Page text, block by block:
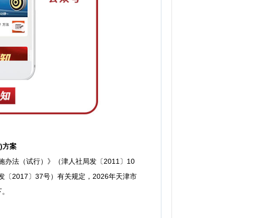
方案
法（试行）》（津人社局发〔2011〕10
〔2017〕37号）有关规定，2026年天津市